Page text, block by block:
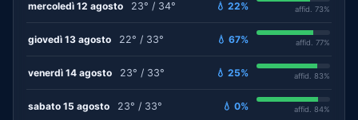
mercoledì 12 agosto 23° / 34° 💧 22% affid. 73%
giovedì 13 agosto 22° / 33° 💧 67% affid. 77%
venerdì 14 agosto 23° / 33° 💧 25% affid. 83%
sabato 15 agosto 23° / 33° 💧 0% affid. 84%